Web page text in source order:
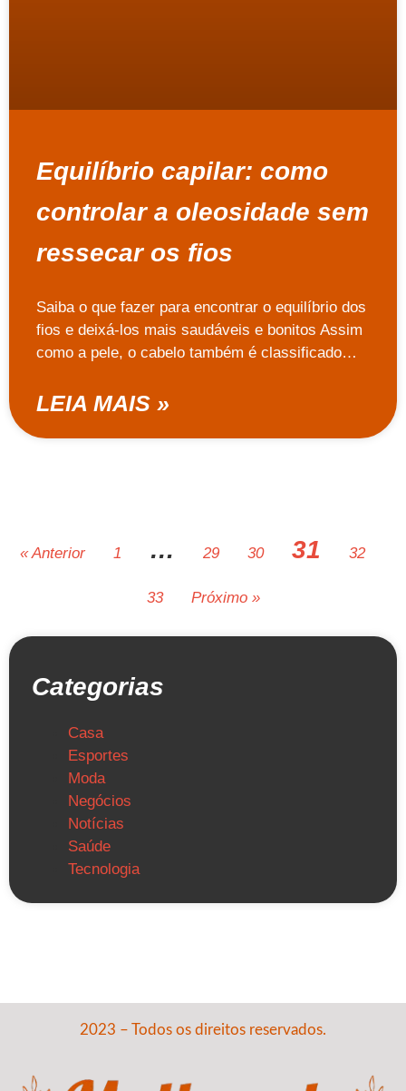
Equilíbrio capilar: como
controlar a oleosidade sem
ressecar os fios
Saiba o que fazer para encontrar o equilíbrio dos
fios e deixá-los mais saudáveis e bonitos Assim
como a pele, o cabelo também é classificado…
LEIA MAIS »
« Anterior 1 … 29 30 31 32
33 Próximo »
Categorias
Casa
Esportes
Moda
Negócios
Notícias
Saúde
Tecnologia
2023 – Todos os direitos reservados.